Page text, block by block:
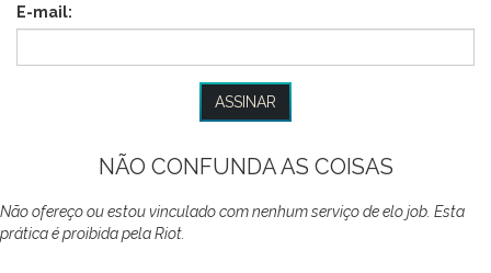
E-mail:
NÃO CONFUNDA AS COISAS
Não ofereço ou estou vinculado com nenhum serviço de elo job. Esta
prática é proibida pela Riot.